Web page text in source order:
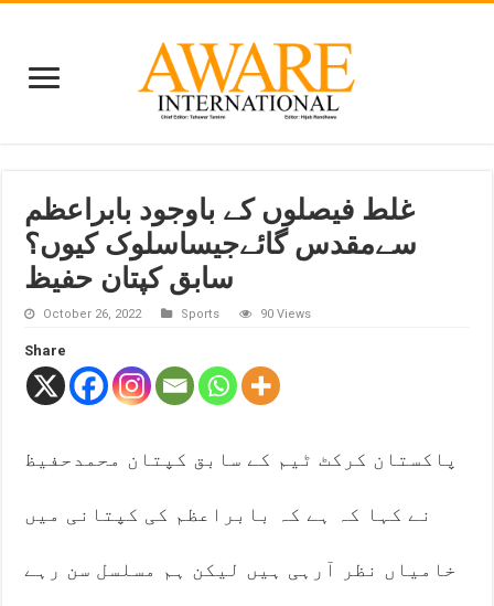
غلط فیصلوں کے باوجود بابراعظم
سےمقدس گائےجیساسلوک کیوں؟
سابق کپتان حفیظ
October 26, 2022 Sports 90 Views
Share
پاکستان کرکٹ ٹیم کے سابق کپتان محمدحفیظ
نے کہا کہ ہے کہ بابراعظم کی کپتانی میں
خامیاں نظر آرہی ہیں لیکن ہم مسلسل سن رہے